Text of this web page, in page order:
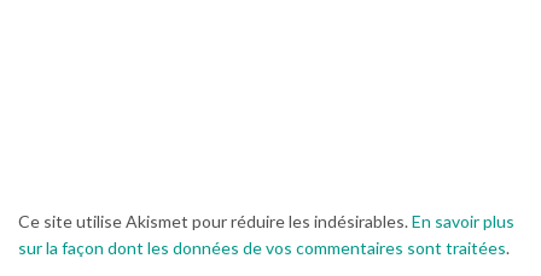
Ce site utilise Akismet pour réduire les indésirables.En savoir plus
sur la façon dont les données de vos commentaires sont traitées.